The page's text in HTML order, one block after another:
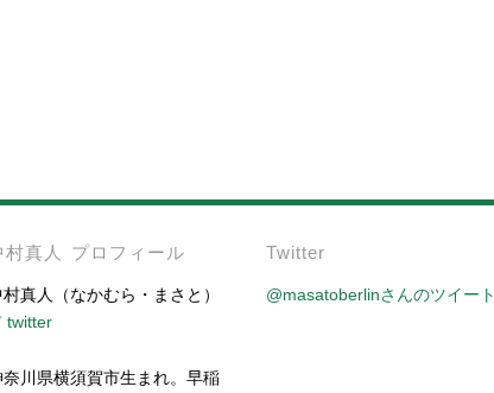
村真人 プロフィール
真人（なかむら・まさと）
twitter
奈川県横須賀市生まれ。早稲
Twitter
@masatoberlinさんのツイート